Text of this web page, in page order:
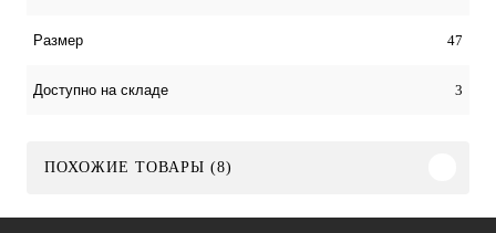
Размер 47
Доступно на складе 3
ПОХОЖИЕ ТОВАРЫ (8)